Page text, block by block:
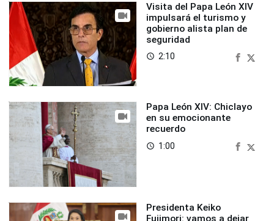
Visita del Papa León XIV
impulsará el turismo y
gobierno alista plan de
seguridad
access_time 2:10
Papa León XIV: Chiclayo
en su emocionante
recuerdo
access_time 1:00
Presidenta Keiko
Fujimori: vamos a dejar